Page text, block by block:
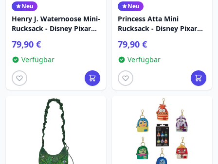
Neu
Henry J. Waternoose Mini-
Rucksack - Disney Pixar
79,90 €
Verfügbar
Neu
Princess Atta Mini
Rucksack - Disney Pixar
79,90 €
Verfügbar